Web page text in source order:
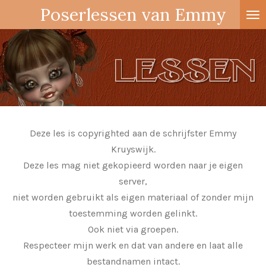
direct
naar
de
hoofdinhoud
Poserlessen van Emmy
Deze les is copyrighted aan de schrijfster Emmy
Kruyswijk.
Deze les mag niet gekopieerd worden naar je eigen
server,
niet worden gebruikt als eigen materiaal of zonder mijn
toestemming worden gelinkt.
Ook niet via groepen.
Respecteer mijn werk en dat van andere en laat alle
bestandnamen intact.